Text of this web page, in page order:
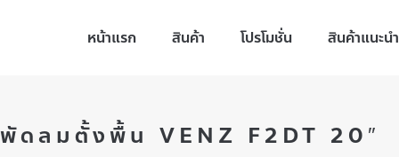
หน้าแรก สินค้า โปรโมชั่น สินค้าแนะนำ
พัดลมตั้งพื้น VENZ F2DT 20″